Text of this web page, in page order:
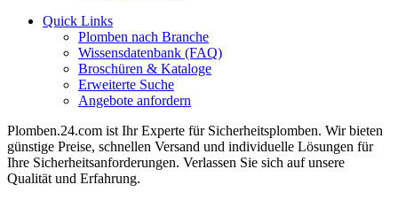
Quick Links
Plomben nach Branche
Wissensdatenbank (FAQ)
Broschüren & Kataloge
Erweiterte Suche
Angebote anfordern
Plomben.24.com ist Ihr Experte für Sicherheitsplomben. Wir bieten
günstige Preise, schnellen Versand und individuelle Lösungen für
Ihre Sicherheitsanforderungen. Verlassen Sie sich auf unsere
Qualität und Erfahrung.